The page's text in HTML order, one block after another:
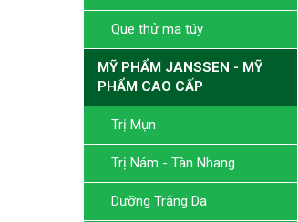
Que thử ma túy
MỸ PHẨM JANSSEN - MỸ
PHẨM CAO CẤP
Trị Mụn
Trị Nám - Tàn Nhang
Dưỡng Trắng Da